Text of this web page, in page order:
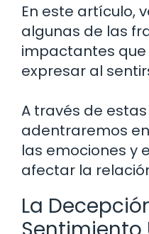
En este artículo,
algunas de las
impactantes que
expresar al
A través de
adentraremos
las emociones y
afectar la
La